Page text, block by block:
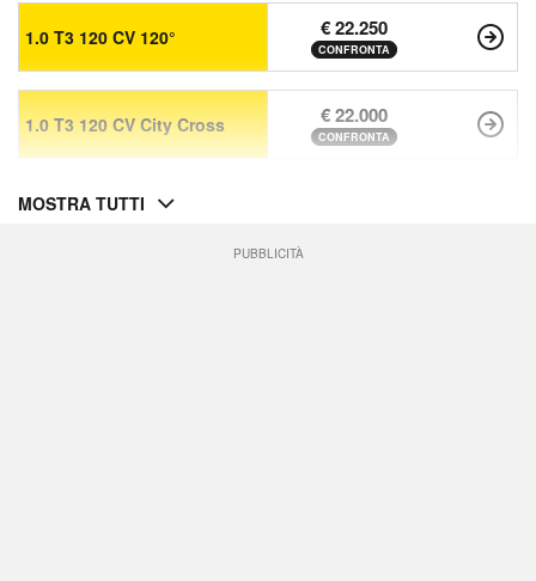
1.0 T3 120 CV 120° € 22.250
CONFRONTA
1.0 T3 120 CV City Cross € 22.000
CONFRONTA
MOSTRA TUTTI
PUBBLICITÀ